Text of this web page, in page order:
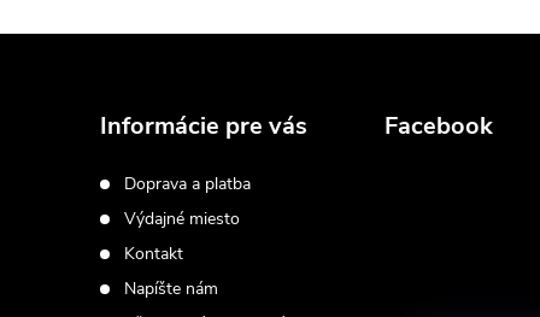
Informácie pre vás
Doprava a platba
Výdajné miesto
Kontakt
Napíšte nám
Facebook